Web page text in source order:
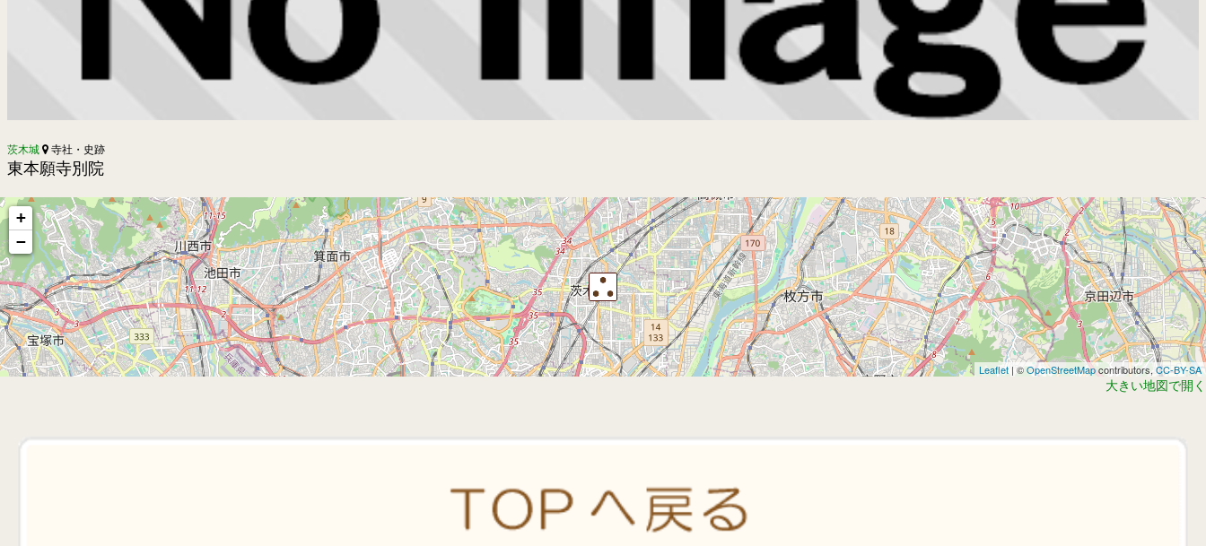
茨木城 寺社・史跡
東本願寺別院
+
−
Leaflet | ©OpenStreetMapcontributors,CC-BY-SA
大きい地図で開く